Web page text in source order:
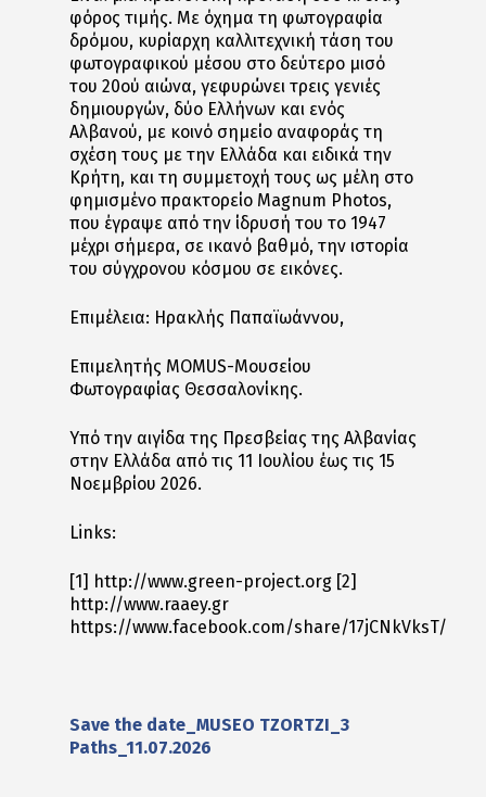
φόρος τιμής. Με όχημα τη φωτογραφία
δρόμου, κυρίαρχη καλλιτεχνική τάση του
φωτογραφικού μέσου στο δεύτερο μισό
του 20ού αιώνα, γεφυρώνει τρεις γενιές
δημιουργών, δύο Ελλήνων και ενός
Αλβανού, με κοινό σημείο αναφοράς τη
σχέση τους με την Ελλάδα και ειδικά την
Κρήτη, και τη συμμετοχή τους ως μέλη στο
φημισμένο πρακτορείο Magnum Photos,
που έγραψε από την ίδρυσή του το 1947
μέχρι σήμερα, σε ικανό βαθμό, την ιστορία
του σύγχρονου κόσμου σε εικόνες.
Επιμέλεια: Ηρακλής Παπαϊωάννου,
Επιμελητής MOMUS-Μουσείου
Φωτογραφίας Θεσσαλονίκης.
Υπό την αιγίδα της Πρεσβείας της Αλβανίας
στην Ελλάδα από τις 11 Ιουλίου έως τις 15
Νοεμβρίου 2026.
Links:
[1] http://www.green-project.org [2]
http://www.raaey.gr
https://www.facebook.com/share/17jCNkVksT/
Save the date_MUSEO TZORTZI_3
Paths_11.07.2026